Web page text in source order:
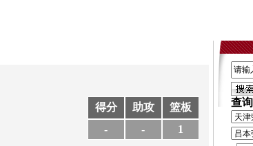
得分 助攻
篮板
-
- 1
查